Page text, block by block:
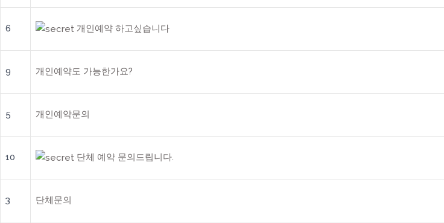
6 개인예약 하고싶습니다
9 개인예약도 가능한가요?
5 개인예약문의
10 단체 예약 문의드립니다.
3 단체문의